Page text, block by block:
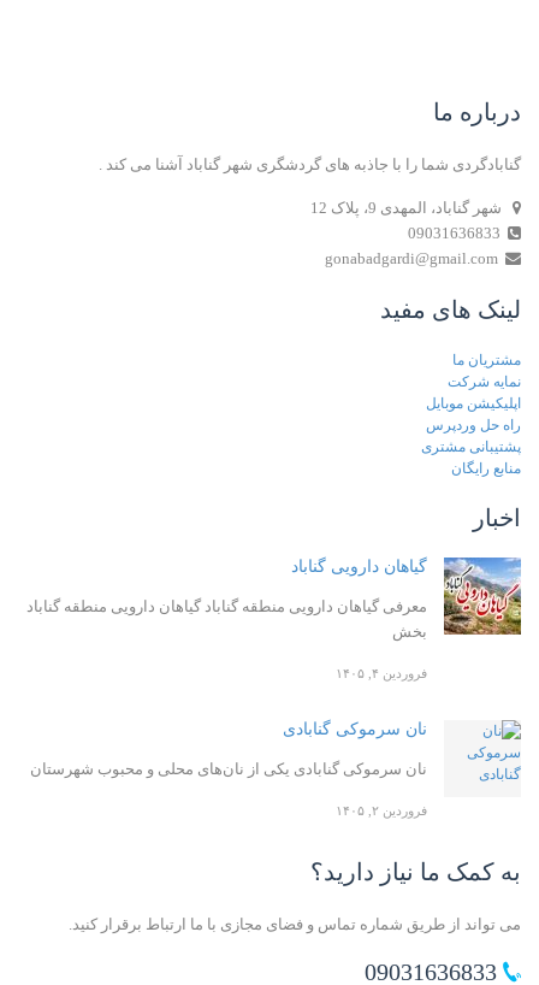
درباره ما
گنابادگردی شما را با جاذبه های گردشگری شهر گناباد آشنا می کند .
شهر گناباد، المهدی 9، پلاک 12
لینک های مفید
مشتریان ما
نمایه شرکت
اپلیکیشن موبایل
راه حل وردپرس
پشتیبانی مشتری
منابع رایگان
اخبار
گیاهان دارویی گناباد
معرفی گیاهان دارویی منطقه گناباد گیاهان دارویی منطقه گناباد
بخش
فروردین ۴, ۱۴۰۵
نان سرموکی گنابادی
نان سرموکی گنابادی یکی از نان‌های محلی و محبوب شهرستان
فروردین ۲, ۱۴۰۵
به کمک ما نیاز دارید؟
می تواند از طریق شماره تماس و فضای مجازی با ما ارتباط برقرار کنید.